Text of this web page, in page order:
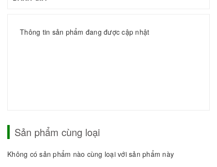
Thông tin sản phẩm đang được cập nhật
Sản phẩm cùng loại
Không có sản phẩm nào cùng loại với sản phẩm này